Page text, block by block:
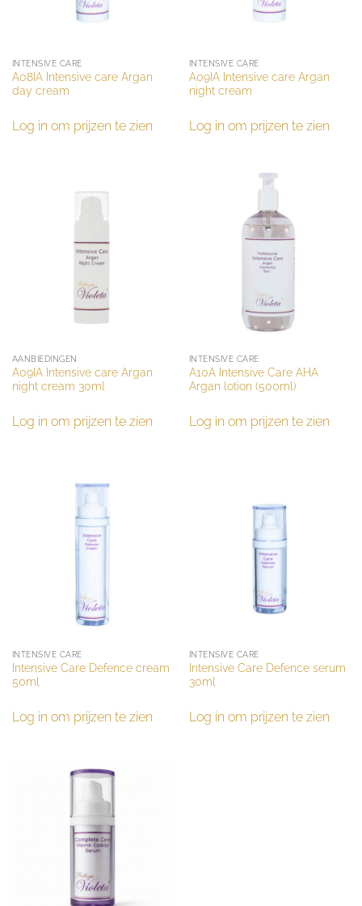
INTENSIVE CARE
A08IA Intensive care Argan
day cream
Log in om prijzen te zien
INTENSIVE CARE
A09IA Intensive care Argan
night cream
Log in om prijzen te zien
AANBIEDINGEN
A09IA Intensive care Argan
night cream 30ml
Log in om prijzen te zien
INTENSIVE CARE
A10A Intensive Care AHA
Argan lotion (500ml)
Log in om prijzen te zien
INTENSIVE CARE
Intensive Care Defence cream
50ml
Log in om prijzen te zien
INTENSIVE CARE
Intensive Care Defence serum
30ml
Log in om prijzen te zien